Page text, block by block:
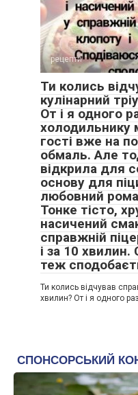
рецепти
Ти колись
кулінарний
От і я одного
гості вже на
обмаль. Але
відкрила для
основу для
любовний
Тонке тісто,
насичений
справжній
і за 10 хвилин.
теж
Ти колись відчував
хвилин? От і я одного